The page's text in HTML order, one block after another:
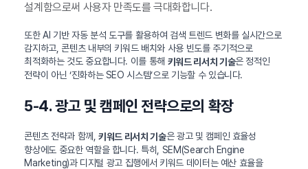
설계함으로써 사용자 만족도를 극대화합니다.
또한 AI 기반 자동 분석 도구를 활용하여 검색 트렌드 변화를 실시간으로
감지하고, 콘텐츠 내부의 키워드 배치와 사용 빈도를 주기적으로
최적화하는 것도 중요합니다. 이를 통해 키워드 리서치 기술은 정적인
전략이 아닌 ‘진화하는 SEO 시스템’으로 기능할 수 있습니다.
5-4. 광고 및 캠페인 전략으로의 확장
콘텐츠 전략과 함께,키워드 리서치 기술은 광고 및 캠페인 효율성
향상에도 중요한 역할을 합니다. 특히, SEM(Search Engine
Marketing)과 디지털 광고 집행에서 키워드 데이터는 예산 효율을